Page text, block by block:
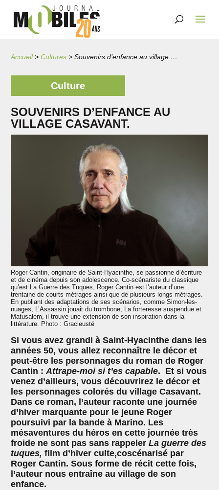
Accueil>Cultures > Souvenirs d’enfance au village Casavant.
Culture
SOUVENIRS D’ENFANCE AU
VILLAGE CASAVANT.
Roger Cantin, originaire de Saint-Hyacinthe, se passionne d’écriture
et de cinéma depuis son adolescence. Co-scénariste du classique
qu’est La Guerre des Tuques, Roger Cantin est l’auteur d’une
trentaine de courts métrages ainsi que de plusieurs longs métrages.
En publiant des adaptations de ses scénarios, comme Simon-les-
nuages, L’Assassin jouait du trombone, La forteresse suspendue et
Matusalem, il trouve une extension de son inspiration dans la
littérature. Photo : Gracieusté
Si vous avez grandi à Saint-Hyacinthe dans les
années 50, vous allez reconnaître le décor et
peut-être les personnages du roman de Roger
Cantin :Attrape-moi si t’es capable. Et si vous
venez d’ailleurs, vous découvrirez le décor et
les personnages colorés du village Casavant.
Dans ce roman, l’auteur raconte une journée
d’hiver marquante pour le jeune Roger
poursuivi par la bande à Marino. Les
mésaventures du héros en cette journée très
froide ne sont pas sans rappelerLa guerre des
tuques,film d’hiver culte,coscénarisé par
Roger Cantin. Sous forme de récit cette fois,
l’auteur nous entraîne au village de son
enfance.